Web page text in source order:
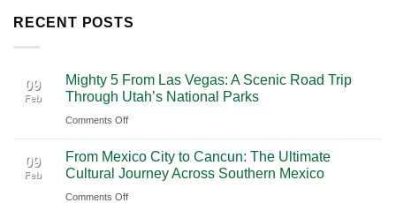
RECENT POSTS
09
Feb
Mighty 5 From Las Vegas: A Scenic Road Trip
Through Utah’s National Parks
Comments Offon
5
From
Las
09
Feb
From Mexico City to Cancun: The Ultimate
Cultural Journey Across Southern Mexico
Comments Offon